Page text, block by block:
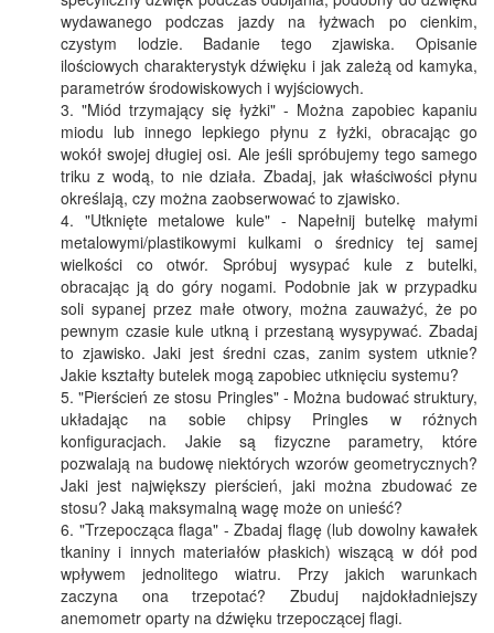
wydawanego podczas jazdy na łyżwach po cienkim,
czystym lodzie. Badanie tego zjawiska. Opisanie
ilościowych charakterystyk dźwięku i jak zależą od kamyka,
parametrów środowiskowych i wyjściowych.
"Miód trzymający się łyżki" - Można zapobiec kapaniu
miodu lub innego lepkiego płynu z łyżki, obracając go
wokół swojej długiej osi. Ale jeśli spróbujemy tego samego
triku z wodą, to nie działa. Zbadaj, jak właściwości płynu
określają, czy można zaobserwować to zjawisko.
"Utknięte metalowe kule" - Napełnij butelkę małymi
metalowymi/plastikowymi kulkami o średnicy tej samej
wielkości co otwór. Spróbuj wysypać kule z butelki,
obracając ją do góry nogami. Podobnie jak w przypadku
soli sypanej przez małe otwory, można zauważyć, że po
pewnym czasie kule utkną i przestaną wysypywać. Zbadaj
to zjawisko. Jaki jest średni czas, zanim system utknie?
Jakie kształty butelek mogą zapobiec utknięciu systemu?
"Pierścień ze stosu Pringles" - Można budować struktury,
układając na sobie chipsy Pringles w różnych
konfiguracjach. Jakie są fizyczne parametry, które
pozwalają na budowę niektórych wzorów geometrycznych?
Jaki jest największy pierścień, jaki można zbudować ze
stosu? Jaką maksymalną wagę może on unieść?
"Trzepocząca flaga" - Zbadaj flagę (lub dowolny kawałek
tkaniny i innych materiałów płaskich) wiszącą w dół pod
wpływem jednolitego wiatru. Przy jakich warunkach
zaczyna ona trzepotać? Zbuduj najdokładniejszy
anemometr oparty na dźwięku trzepoczącej flagi.